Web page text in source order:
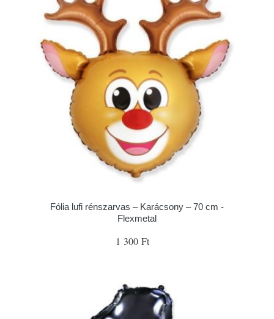
Fólia lufi rénszarvas – Karácsony – 70 cm -
Flexmetal
1 300 Ft